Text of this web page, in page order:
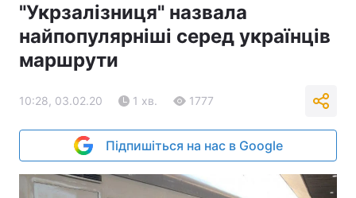
"Укрзалізниця" назвала
найпопулярніші серед українців
маршрути
10:28, 03.02.20 1 хв. 1777
Підпишіться на нас в Google